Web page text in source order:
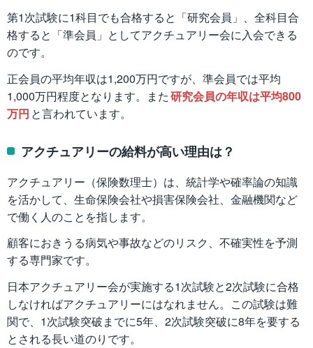
第1次試験に1科目でも合格すると「研究会員」、全科目合
格すると「準会員」としてアクチュアリー会に入会できる
のです。
正会員の平均年収は1,200万円ですが、準会員では平均
1,000万円程度となります。また研究会員の年収は平均800
万円 と言われています。
アクチュアリーの給料が高い理由は？
アクチュアリー（保険数理士）は、統計学や確率論の知識
を活かして、生命保険会社や損害保険会社、金融機関など
で働く人のことを指します。
顧客におきうる病気や事故などのリスク、不確実性を予測
する専門家です。
日本アクチュアリー会が実施する1次試験と2次試験に合格
しなければアクチュアリーにはなれません。この試験は難
関で、1次試験突破までに5年、2次試験突破に8年を要する
とされる長い道のりです。